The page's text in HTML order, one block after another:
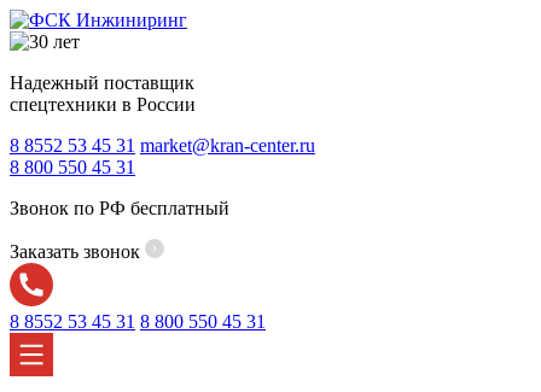
Надежный поставщик
спецтехники в России
8 8552 53 45 31 market@kran-center.ru
8 800 550 45 31
Звонок по РФ бесплатный
Заказать звонок
8 8552 53 45 31 8 800 550 45 31